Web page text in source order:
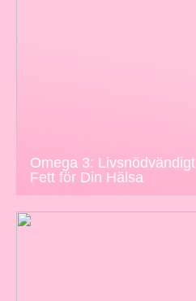
Omega 3: Livsnödvändigt
Fett för Din Hälsa